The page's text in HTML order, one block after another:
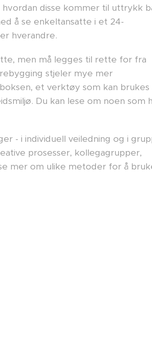
disse kommer til uttrykk
å se enkeltansatte i et 24-
hverandre.
men må legges til rette for fra
stjeler mye mer
et verktøy som kan brukes
Du kan lese om noen som
- i individuell veiledning og i
prosesser, kollegagrupper,
mer om ulike metoder for å